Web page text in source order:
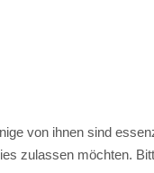
von ihnen sind
zulassen möchten.